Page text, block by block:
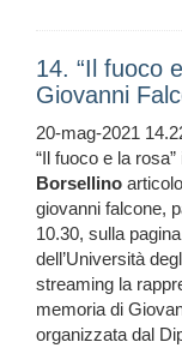
14. “Il fuoco
Giovanni
20-mag-2021
“Il fuoco e la
Borsellino
giovanni falcone,
10.30, sulla
dell’Università
streaming la
memoria di
organizzata dal